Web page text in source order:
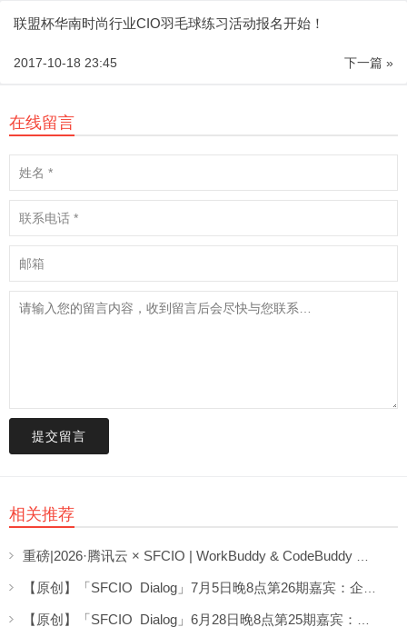
联盟杯华南时尚行业CIO羽毛球练习活动报名开始！
下一篇 »
2017-10-18 23:45
在线留言
提交留言
相关推荐